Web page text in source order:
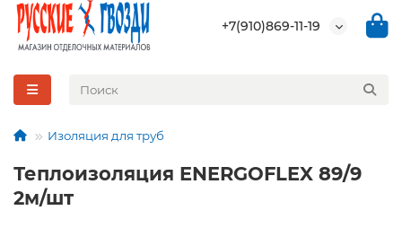
+7(910)869-11-19
Изоляция для труб
Теплоизоляция ENERGOFLEX 89/9
2м/шт